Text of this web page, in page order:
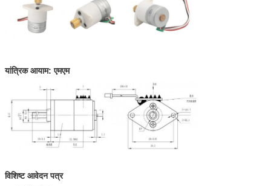
यांत्रिक आयाम: एमएम
विशिष्ट आवेदन पत्र